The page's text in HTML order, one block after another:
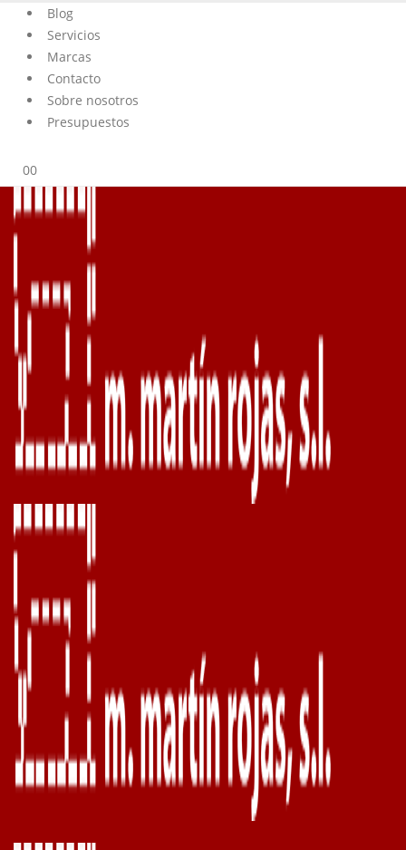
Blog
Servicios
Marcas
Contacto
Sobre nosotros
Presupuestos
00